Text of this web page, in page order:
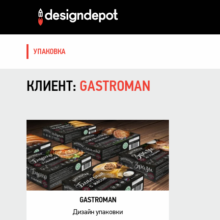
УПАКОВКА
КЛИЕНТ: GASTROMAN
GASTROMAN
Дизайн упаковки